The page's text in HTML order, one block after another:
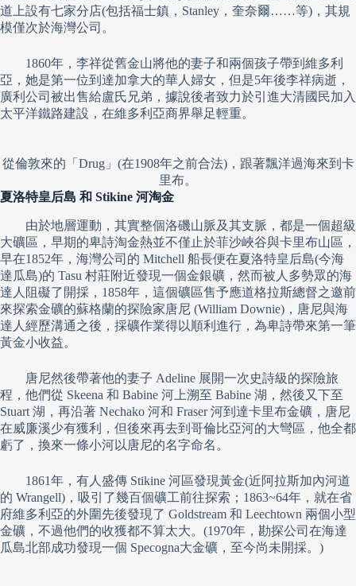
道上設有七家分店(包括福士鎮，Stanley，奎奈爾……等)，其規
模僅次於海灣公司。
1860年，李祥從舊金山將他的妻子和兩個孩子帶到維多利
亞，她是第一位到達加拿大的華人婦女，但是5年後李祥病逝，
廣利公司被出售給盧氏兄弟，據說後者致力於引進大清國民加入
太平洋鐵路建設，在維多利亞商界舉足輕重。
從倫敦來的「Drug」(在1908年之前合法)，跟著飄洋過海來到卡
里布。
夏洛特皇后島 和 Stikine 河淘金
由於地層運動，其實整個洛磯山脈及其支脈，都是一個超級
大礦區，早期的卑詩淘金熱並不僅止於菲沙峽谷與卡里布山區，
早在1852年，海灣公司的 Mitchell 船長便在夏洛特皇后島(今海
達瓜島)的 Tasu 村莊附近發現一個金銀礦，然而被人多勢眾的海
達人阻礙了開採，1858年，這個礦區售予應道格拉斯總督之邀前
來探索金礦的蘇格蘭的探險家唐尼 (William Downie)，唐尼與海
達人經歷溝通之後，採礦作業得以順利進行，為卑詩帶來第一筆
黃金小收益。
唐尼然後帶著他的妻子 Adeline 展開一次史詩級的探險旅
程，他們從 Skeena 和 Babine 河上溯至 Babine 湖，然後又下至
Stuart 湖，再沿著 Nechako 河和 Fraser 河到達卡里布金礦，唐尼
在威廉溪少有獲利，但後來再去到哥倫比亞河的大彎區，他全都
虧了，換來一條小河以唐尼的名字命名。
1861年，有人盛傳 Stikine 河區發現黃金(近阿拉斯加內河道
的 Wrangell)，吸引了幾百個礦工前往探索；1863~64年，就在省
府維多利亞的外圍先後發現了 Goldstream 和 Leechtown 兩個小型
金礦，不過他們的收獲都不算太大。(1970年，勘探公司在海達
瓜島北部成功發現一個 Specogna大金礦，至今尚未開採。)